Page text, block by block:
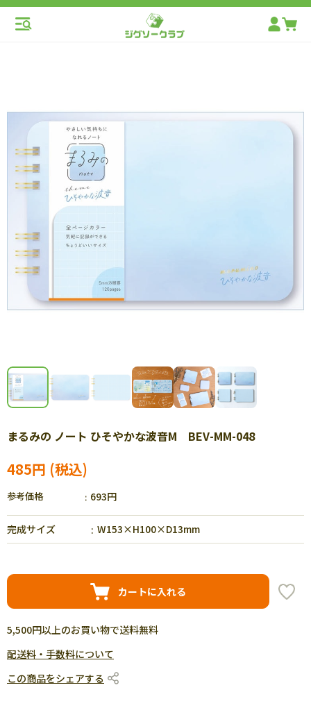
まるみの ノート ひそやかな波音M BEV-MM-048
485円
参考価格 693円
完成サイズ W153×H100×D13mm
カートに入れる
5,500円以上のお買い物で送料無料
配送料・手数料について
この商品をシェアする